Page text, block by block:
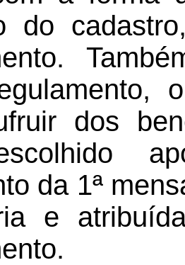
do
dos
da 1ª
e